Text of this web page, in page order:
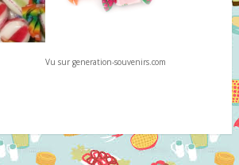
Vu sur generation-souvenirs.com